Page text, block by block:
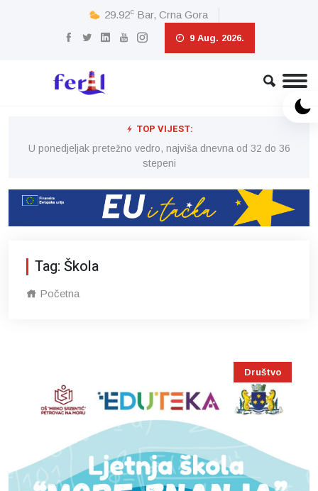
29.92c Bar, Crna Gora
9 Aug. 2026.
TOP VIJEST:
U ponedjeljak pretežno vedro, najviša dnevna od 32 do 36
stepeni
Tag: Škola
Početna
Društvo